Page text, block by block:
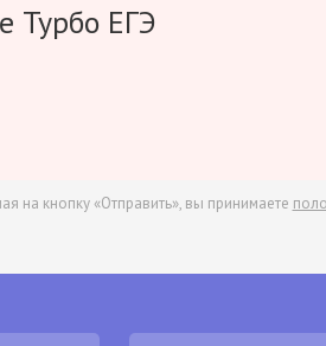
Турбо ЕГЭ
на кнопку «Отправить», вы принимаете